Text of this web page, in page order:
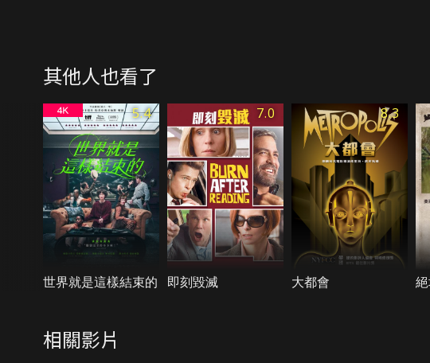
其他人也看了
5.4
世界就是這樣結束的
7.0
即刻毀滅
8.3
大都會
相關影片